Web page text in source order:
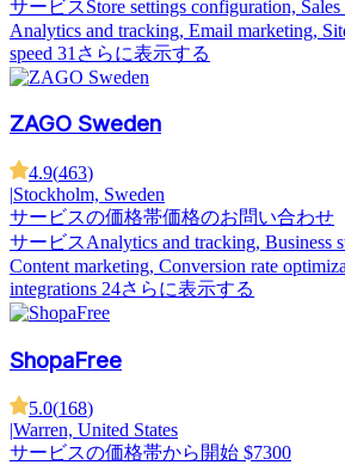
サービスStore settings configuration, Sales
Analytics and tracking, Email marketing,
speed 31さらに表示する
ZAGO Sweden
4.9(463)
|Stockholm, Sweden
サービスの価格帯価格のお問い合わせ
サービスAnalytics and tracking, Business
Content marketing, Conversion rate
integrations 24さらに表示する
ShopaFree
5.0(168)
Warren, United States
サービスの価格帯から開始 $7300